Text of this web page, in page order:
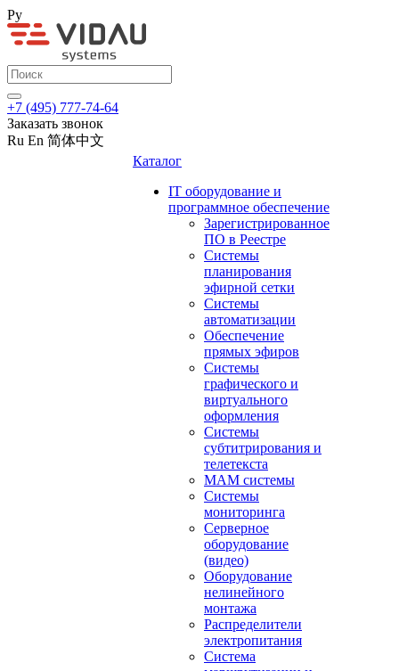
Ру
+7 (495) 777-74-64
Заказать звонок
Ru En 简体中文
Каталог
IT оборудование и
программное обеспечение
Зарегистрированное
ПО в Реестре
Системы
планирования
эфирной сетки
Системы
автоматизации
Обеспечение
прямых эфиров
Системы
графического и
виртуального
оформления
Системы
субтитрирования и
телетекста
MAM системы
Системы
мониторинга
Серверное
оборудование
(видео)
Оборудование
нелинейного
монтажа
Распределители
электропитания
Система